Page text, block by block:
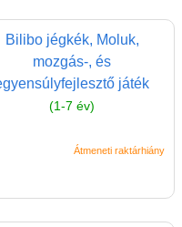
Bilibo jégkék, Moluk,
mozgás-, és
játék
(1-7 év)
Átmeneti raktárhiány
rendelés - Az internetes
előnyei